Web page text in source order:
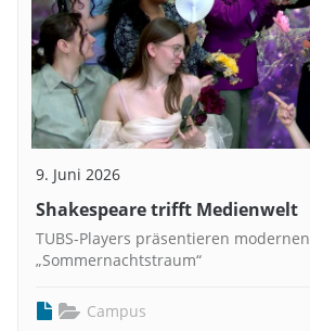
9. Juni 2026
Shakespeare trifft Medienwelt
TUBS-Players präsentieren modernen
„Sommernachtstraum“
Campus